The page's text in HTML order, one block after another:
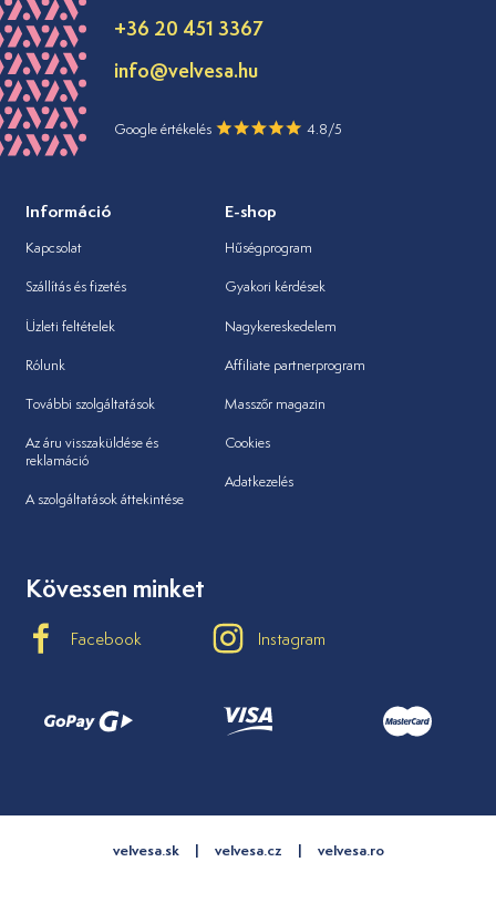
+36 20 451 3367
info@velvesa.hu
Google értékelés 4.8/5
Információ
Kapcsolat
Szállítás és fizetés
Üzleti feltételek
Rólunk
További szolgáltatások
Az áru visszaküldése és
reklamáció
A szolgáltatások áttekintése
E-shop
Hűségprogram
Gyakori kérdések
Nagykereskedelem
Affiliate partnerprogram
Masszőr magazin
Cookies
Adatkezelés
Kövessen minket
Facebook Instagram
velvesa.sk velvesa.cz velvesa.ro